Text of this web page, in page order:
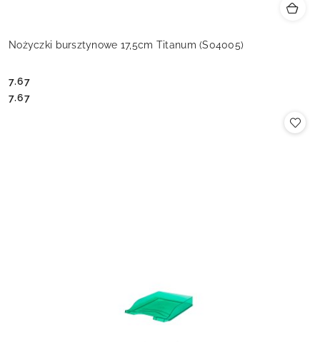
Nożyczki bursztynowe 17,5cm Titanum (S04005)
Cena:
7.67
Cena:
7.67